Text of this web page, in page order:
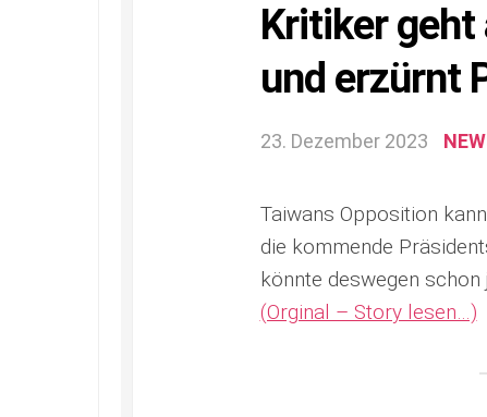
Kritiker geht
und erzürnt
23. Dezember 2023
Taiwans Opposition
die kommende
könnte deswegen
(Orginal – Story lesen…)